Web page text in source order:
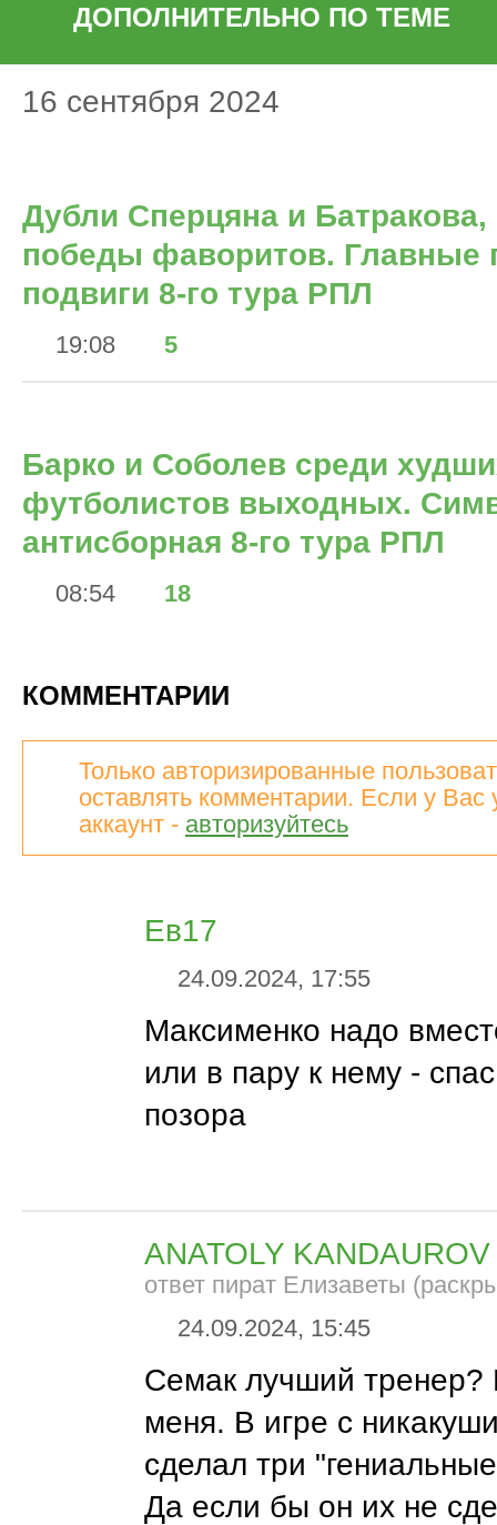
ДОПОЛНИТЕЛЬНО ПО ТЕМЕ
16 сентября 2024
Дубли Сперцяна и
победы фаворитов. Главные
подвиги 8-го тура РПЛ
19:08 5
Барко и Соболев среди
футболистов выходных.
антисборная 8-го тура РПЛ
08:54 18
КОММЕНТАРИИ
Только авторизированные
оставлять комментарии. Если у Вас
аккаунт - авторизуйтесь
Ев17
24.09.2024, 17:55
Максименко надо
или в пару к нему -
позора
ANATOLY KANDAUROV
ответ пират Елизаветы
24.09.2024, 15:45
Семак лучший
меня. В игре с
сделал три
Да если бы он их не